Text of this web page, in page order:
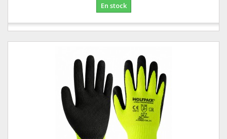
En stock